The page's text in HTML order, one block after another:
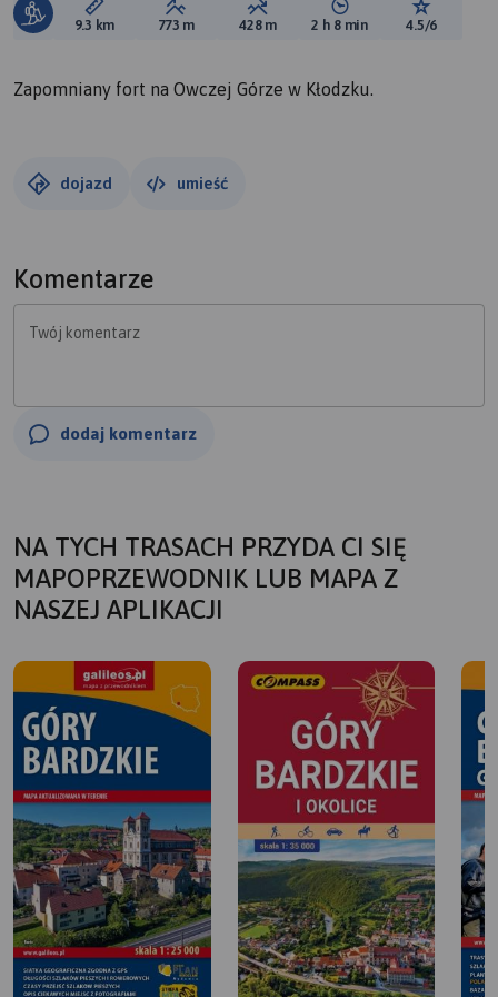
Długość trasy:
9.3 km Suma przewyższeń:
773 m Suma spadków:
428 m Średni czas potrzebny
2 h 8 min Ocena
4.5/6
Zapomniany fort na Owczej Górze w Kłodzku.
dojazd umieść
Komentarze
Twój komentarz
dodaj komentarz
NA TYCH TRASACH PRZYDA CI SIĘ
MAPOPRZEWODNIK LUB MAPA Z
NASZEJ APLIKACJI